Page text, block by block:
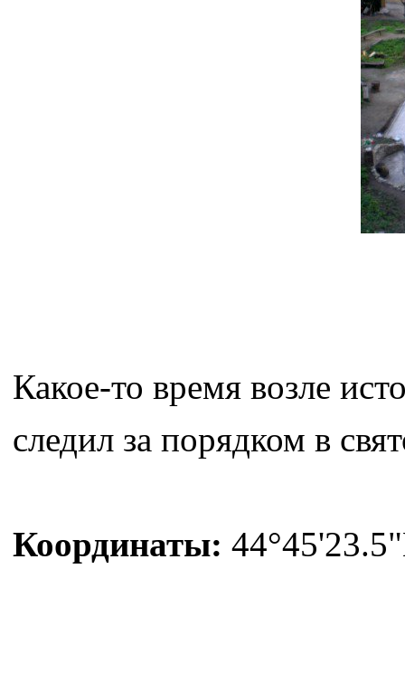
Какое-то время возле
следил за порядком в
Координаты: